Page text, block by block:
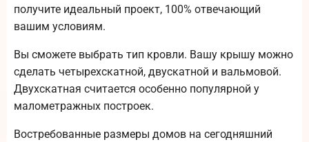
получите идеальный проект, 100% отвечающий
вашим условиям.
Вы сможете выбрать тип кровли. Вашу крышу можно
сделать четырехскатной, двускатной и вальмовой.
Двухскатная считается особенно популярной у
малометражных построек.
Востребованные размеры домов на сегодняшний